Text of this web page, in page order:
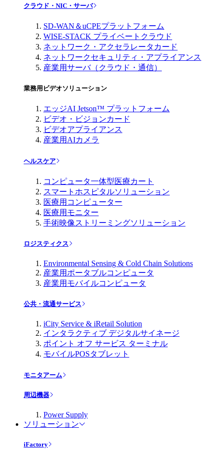
クラウド・NIC・サーバ
SD-WAN＆uCPEプラットフォーム
WISE-STACK プライベートクラウド
ネットワーク・アクセラレータカード
ネットワークセキュリティ・アプライアンス
産業用サーバ（クラウド・通信）
業務用ビデオソリューション
エッジAI Jetson™ プラットフォーム
ビデオ・ビジョンカード
ビデオアプライアンス
産業用AIカメラ
ヘルスケア
コンピュータ一体型医療カート
スマートホスピタルソリューション
医療用コンピューター
医療用モニター
手術映像ストリーミングソリューション
ロジスティクス
Environmental Sensing & Cold Chain Solutions
産業用ポータブルコンピュータ
産業用モバイルコンピュータ
公共・流通サービス
iCity Service & iRetail Solution
インタラクティブ デジタルサイネージ
ポイント オフ サービス ターミナル
モバイルPOSタブレット
モニタアーム
周辺機器
Power Supply
ソリューション
iFactory